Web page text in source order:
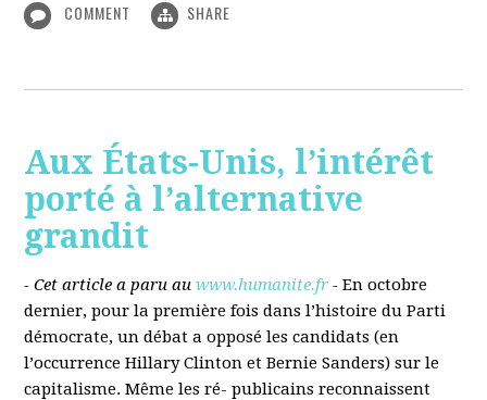
COMMENT SHARE
Aux États-Unis, l’intérêt
porté à l’alternative
grandit
- Cet article a paru au www.humanite.fr - En octobre
dernier, pour la première fois dans l’histoire du Parti
démocrate, un débat a opposé les candidats (en
l’occurrence Hillary Clinton et Bernie Sanders) sur le
capitalisme. Même les ré- publicains reconnaissent